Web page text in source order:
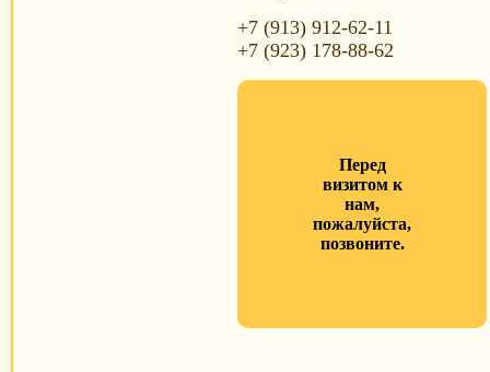
+7 (913) 912-62-11
+7 (923) 178-88-62
Перед
визитом к
нам,
пожалуйста,
позвоните.